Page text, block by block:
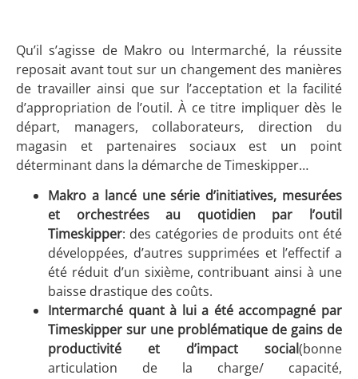
Qu’il s’agisse de Makro ou Intermarché, la réussite
reposait avant tout sur un changement des manières
de travailler ainsi que sur l’acceptation et la facilité
d’appropriation de l’outil. À ce titre impliquer dès le
départ, managers, collaborateurs, direction du
magasin et partenaires sociaux est un point
déterminant dans la démarche de Timeskipper…
Makro a lancé une série d’initiatives, mesurées
et orchestrées au quotidien par l’outil
Timeskipper: des catégories de produits ont été
développées, d’autres supprimées et l’effectif a
été réduit d’un sixième, contribuant ainsi à une
baisse drastique des coûts.
Intermarché quant à lui a été accompagné par
Timeskipper sur une problématique de gains de
productivité et d’impact social(bonne
articulation de la charge/ capacité,